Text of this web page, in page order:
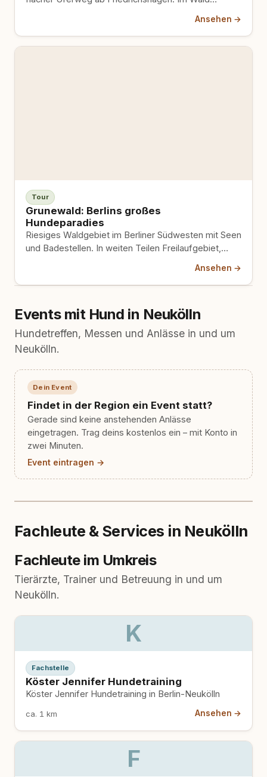
Ansehen →
Tour
Grunewald: Berlins großes
Hundeparadies
Riesiges Waldgebiet im Berliner Südwesten mit Seen
und Badestellen. In weiten Teilen Freilaufgebiet,
Ansehen →
Events mit Hund in Neukölln
Hundetreffen, Messen und Anlässe in und um
Neukölln.
Dein Event
Findet in der Region ein Event statt?
Gerade sind keine anstehenden Anlässe
eingetragen. Trag deins kostenlos ein – mit Konto in
zwei Minuten.
Event eintragen →
Fachleute & Services in Neukölln
Fachleute im Umkreis
Tierärzte, Trainer und Betreuung in und um
Neukölln.
K
Fachstelle
Köster Jennifer Hundetraining
Köster Jennifer Hundetraining in Berlin-Neukölln
ca. 1 km Ansehen →
F